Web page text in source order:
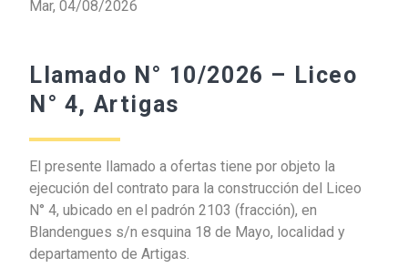
Mar, 04/08/2026
Llamado N° 10/2026 – Liceo
N° 4, Artigas
El presente llamado a ofertas tiene por objeto la
ejecución del contrato para la construcción del Liceo
N° 4, ubicado en el padrón 2103 (fracción), en
Blandengues s/n esquina 18 de Mayo, localidad y
departamento de Artigas.